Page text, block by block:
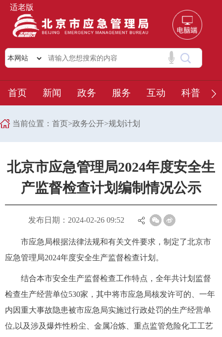
适老版
首页 新闻 政务 服务 互动 科普
当前位置： 首页>政务公开>规划计划
北京市应急管理局2024年度安全生
产监督检查计划编制情况公示
发布日期：2024-02-26 09:52
市应急局根据法律法规和有关文件要求，制定了北京市
应急管理局2024年度安全生产监督检查计划。
结合本市安全生产监督检查工作特点，全年共计划监督
检查生产经营单位530家，其中将市应急局核发许可的、一年
内因重大事故隐患被市应急局实施过行政处罚的生产经营单
位,以及涉及爆炸性粉尘、金属冶炼、重点监管危险化工工艺